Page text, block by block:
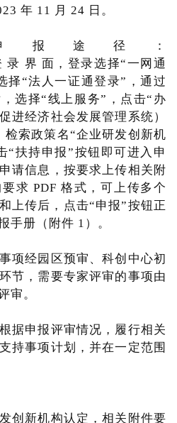
年 11 月 24 日。
报 途 径 ：
界 面，登录选择“一网通
择“法人一证通登录”，通过
选择“线上服务”，点击“办
进经济社会发展管理系统）
索政策名“企业研发创新机
“扶持申报”按钮即可进入申
请信息，按要求上传相关附
求 PDF 格式，可上传多个
上传后，点击“申报”按钮正
手册（附件 1）。
项经园区预审、科创中心初
节，需要专家评审的事项由
审。
据申报评审情况，履行相关
持事项计划，并在一定范围
创新机构认定，相关附件要